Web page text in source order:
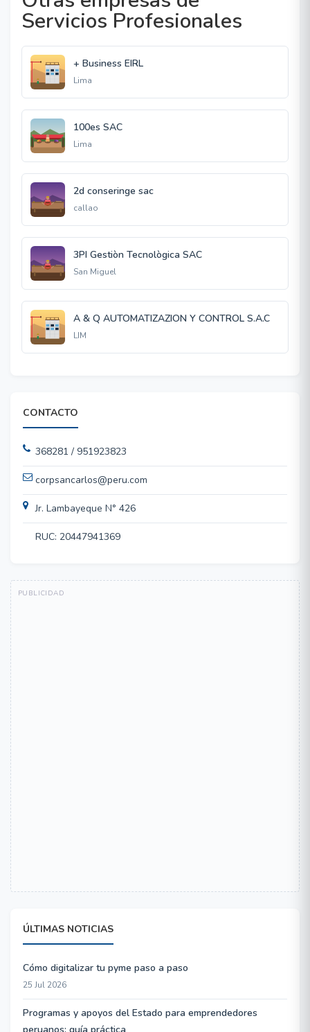
Servicios Profesionales
+ Business EIRL
Lima
100es SAC
Lima
2d conseringe sac
callao
3PI Gestiòn Tecnològica SAC
San Miguel
A & Q AUTOMATIZAZION Y CONTROL S.A.C
LIM
CONTACTO
368281 / 951923823
corpsancarlos@peru.com
Jr. Lambayeque N° 426
RUC: 20447941369
ÚLTIMAS NOTICIAS
Cómo digitalizar tu pyme paso a paso
25 Jul 2026
Programas y apoyos del Estado para emprendedores